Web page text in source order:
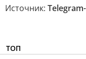
Источник:
ТОП